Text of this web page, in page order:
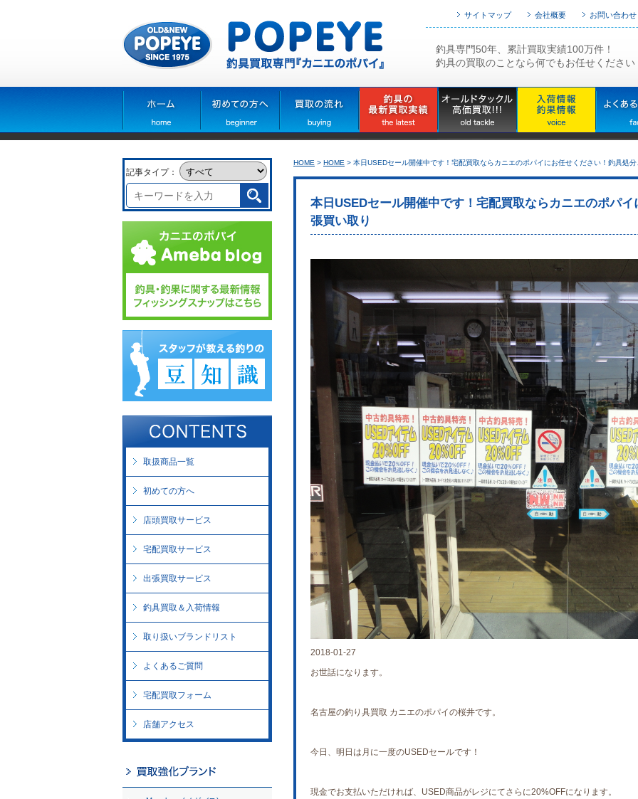
サイトマップ 会社概要 お問い合わせ
釣具専門50年、累計買取実績100万件！
釣具の買取のことなら何でもお任せください
HOME > HOME > 本日USEDセール開催中です！宅配買取ならカニエのポパイにお任せください！釣具処
本日USEDセール開催中です！宅配買取ならカニエのポパ
張買い取り
2018-01-27
お世話になります。
名古屋の釣り具買取 カニエのポパイの桜井です。
今日、明日は月に一度のUSEDセールです！
現金でお支払いただければ、USED商品がレジにてさらに20%OFFになります。
記事タイプ：
取扱商品一覧
初めての方へ
店頭買取サービス
宅配買取サービス
出張買取サービス
釣具買取＆入荷情報
取り扱いブランドリスト
よくあるご質問
宅配買取フォーム
店舗アクセス